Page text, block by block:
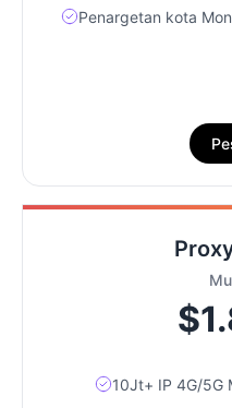
Penargetan kota
10Jt+ IP 4G/5G